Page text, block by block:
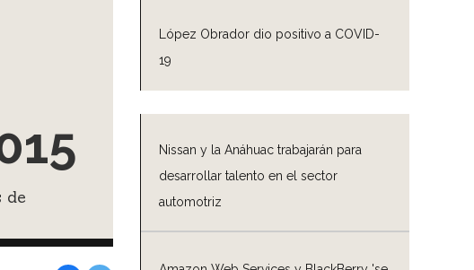
López Obrador dio positivo a COVID-
19
Nissan y la Anáhuac trabajarán para
desarrollar talento en el sector
automotriz
de